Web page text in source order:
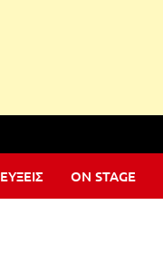
ON STAGE